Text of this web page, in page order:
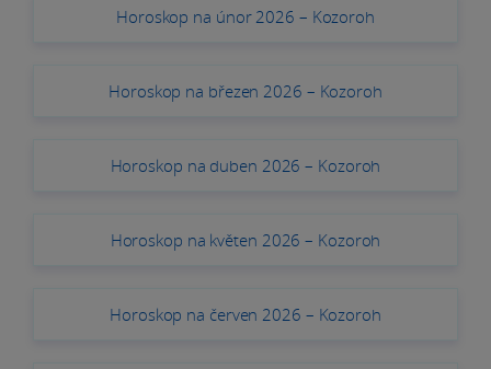
Horoskop na únor 2026 – Kozoroh
Horoskop na březen 2026 – Kozoroh
Horoskop na duben 2026 – Kozoroh
Horoskop na květen 2026 – Kozoroh
Horoskop na červen 2026 – Kozoroh